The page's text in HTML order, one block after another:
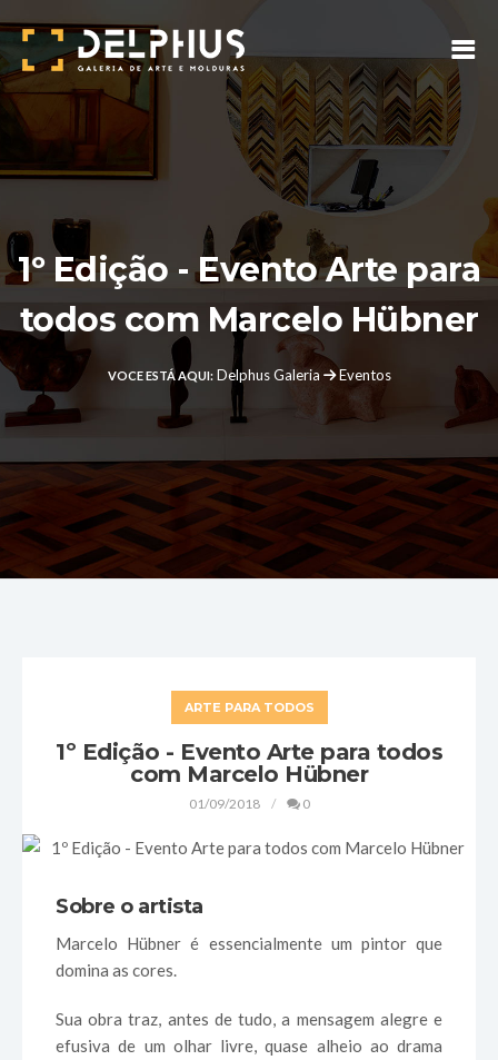
1º Edição - Evento Arte para
todos com Marcelo Hübner
VOCE ESTÁ AQUI:Delphus Galeria Eventos
ARTE PARA TODOS
1º Edição - Evento Arte para todos
com Marcelo Hübner
01/09/2018 0
Sobre o artista
Marcelo Hübner é essencialmente um pintor que
domina as cores.
Sua obra traz, antes de tudo, a mensagem alegre e
efusiva de um olhar livre, quase alheio ao drama